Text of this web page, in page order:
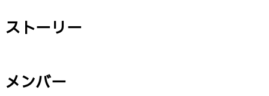
ストーリー
メンバー